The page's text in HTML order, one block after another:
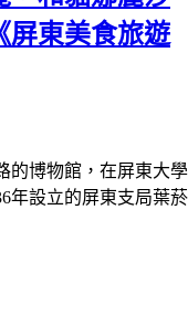
屏東美食旅遊
的博物館，在屏東大學
年設立的屏東支局葉菸